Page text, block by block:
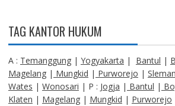
TAG KANTOR HUKUM
A : Temanggung| Yogyakarta | Bantul |
Magelang| Mungkid | Purworejo | Sleman
Wates | Wonosari | P : Jogja | Bantul |
Klaten | Magelang| Mungkid | Purworejo